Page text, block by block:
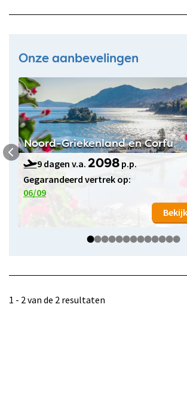
Onze aanbevelingen
Noord-Griekenland en Corfu
9 dagen v.a. 2098 p.p.
Gegarandeerd vertrek op:
06/09
1 - 2 van de 2 resultaten